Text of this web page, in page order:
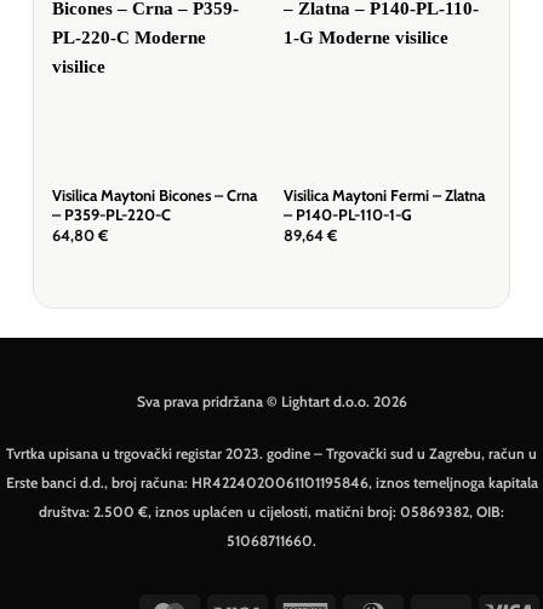
Visilica Maytoni Bicones – Crna
– P359-PL-220-C
64,80 €
Visilica Maytoni Fermi – Zlatna
– P140-PL-110-1-G
89,64 €
Sva prava pridržana © Lightart d.o.o. 2026
Tvrtka upisana u trgovački registar 2023. godine – Trgovački sud u Zagrebu, račun u
Erste banci d.d., broj računa: HR4224020061101195846, iznos temeljnoga kapitala
društva: 2.500 €, iznos uplaćen u cijelosti, matični broj: 05869382, OIB:
51068711660.